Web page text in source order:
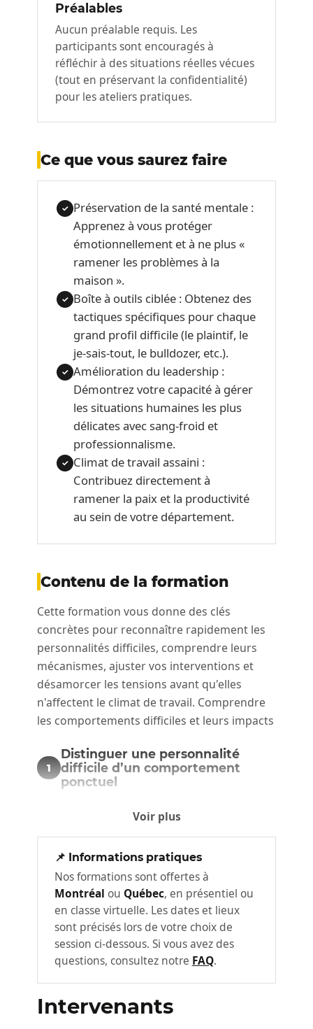
Préalables
Aucun préalable requis. Les
participants sont encouragés à
réfléchir à des situations réelles vécues
(tout en préservant la confidentialité)
pour les ateliers pratiques.
Ce que vous saurez faire
✓ Préservation de la santé mentale :
Apprenez à vous protéger
émotionnellement et à ne plus «
ramener les problèmes à la
maison ».
✓ Boîte à outils ciblée : Obtenez des
tactiques spécifiques pour chaque
grand profil difficile (le plaintif, le
je-sais-tout, le bulldozer, etc.).
✓ Amélioration du leadership :
Démontrez votre capacité à gérer
les situations humaines les plus
délicates avec sang-froid et
professionnalisme.
✓ Climat de travail assaini :
Contribuez directement à
ramener la paix et la productivité
au sein de votre département.
Contenu de la formation
Cette formation vous donne des clés
concrètes pour reconnaître rapidement les
personnalités difficiles, comprendre leurs
mécanismes, ajuster vos interventions et
désamorcer les tensions avant qu'elles
n'affectent le climat de travail. Comprendre
les comportements difficiles et leurs impacts
1
Distinguer une personnalité
difficile d’un comportement
ponctuel
Explorer les différences entre une
réaction passagère, un conflit lié au
contexte organisationnel et un
comportement répétitif révélateur
d’une personnalité difficile.
Identifier les signaux précurseurs d’un
climat toxique ainsi que les
dynamiques individuelles et collectives
qu’ils génèrent.
Travailler sur les angles morts
Voir plus
📌 Informations pratiques
Nos formations sont offertes à
Montréal ou Québec, en présentiel ou
en classe virtuelle. Les dates et lieux
sont précisés lors de votre choix de
session ci-dessous. Si vous avez des
questions, consultez notre FAQ.
Intervenants